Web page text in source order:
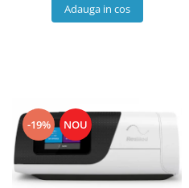
Adauga in cos
-19% NOU